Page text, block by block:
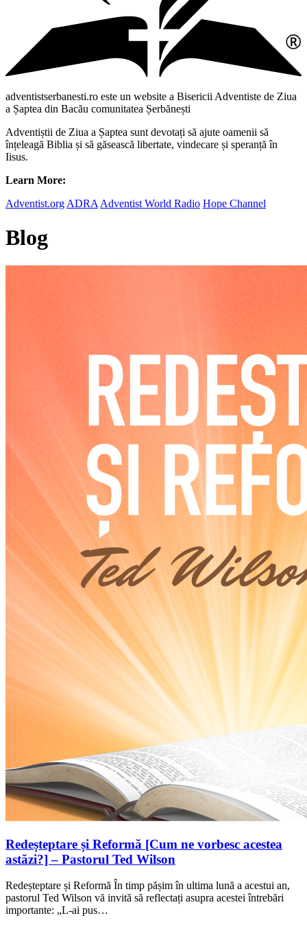
adventistserbanesti.ro este un website a Bisericii Adventiste de Ziua
a Șaptea din Bacău comunitatea Șerbănești
Adventiștii de Ziua a Șaptea sunt devotați să ajute oamenii să
înțeleagă Biblia și să găsească libertate, vindecare și speranță în
Iisus.
Learn More:
Adventist.org ADRA Adventist World Radio Hope Channel
Blog
Redeșteptare și Reformă [Cum ne vorbesc acestea
astăzi?] – Pastorul Ted Wilson
Redeșteptare și Reformă În timp pășim în ultima lună a acestui an,
pastorul Ted Wilson vă invită să reflectați asupra acestei întrebări
importante: „L-ai pus…